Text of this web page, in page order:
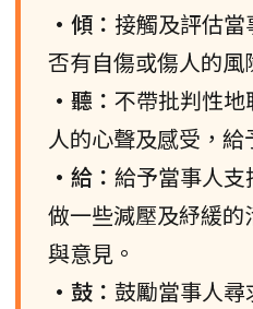
•傾： 接觸及評估
否有自傷或傷人的風
•聽： 不帶批判性
人的心聲及感受，給
•給： 給予當事人
做一些減壓及紓緩
與意見。
•鼓： 鼓勵當事人尋